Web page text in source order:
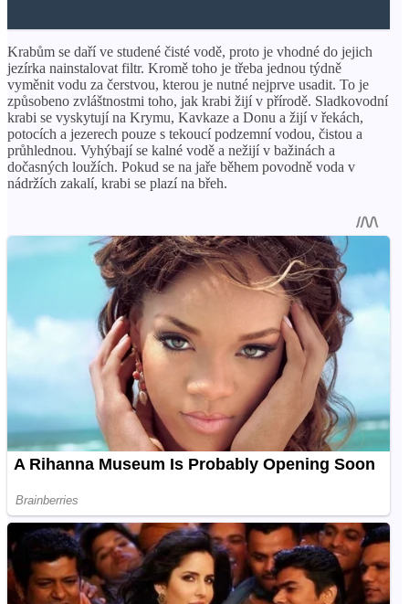
Krabům se daří ve studené čisté vodě, proto je vhodné do jejich
jezírka nainstalovat filtr. Kromě toho je třeba jednou týdně
vyměnit vodu za čerstvou, kterou je nutné nejprve usadit. To je
způsobeno zvláštnostmi toho, jak krabi žijí v přírodě. Sladkovodní
krabi se vyskytují na Krymu, Kavkaze a Donu a žijí v řekách,
potocích a jezerech pouze s tekoucí podzemní vodou, čistou a
průhlednou. Vyhýbají se kalné vodě a nežijí v bažinách a
dočasných loužích. Pokud se na jaře během povodně voda v
nádržích zakalí, krabi se plazí na břeh.